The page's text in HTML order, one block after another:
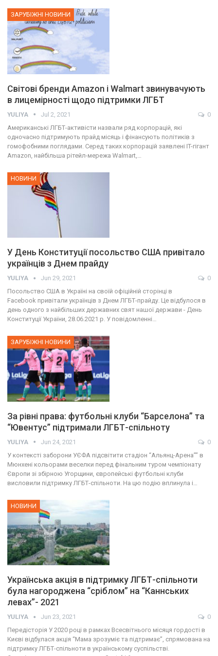
ЗАРУБІЖНІ НОВИНИ
Світові бренди Amazon і Walmart звинувачують
в лицемірності щодо підтримки ЛГБТ
YULIYA Jul 2, 2021
0
Американські ЛГБТ-активісти назвали ряд корпорацій, які
одночасно підтримують прайд місяць і фінансують політиків з
гомофобними поглядами. Серед таких корпорацій заявлені IT-гігант
Amazon, найбільша рітейл-мережа Walmart,…
НОВИНИ
У День Конституції посольство США привітало
українців з Днем прайду
YULIYA Jun 29, 2021
0
Посольство США в Україні на своїй офіційній сторінці в
Facebook привітали українців з Днем ЛГБТ-прайду. Це відбулося в
день одного з найбільших державних свят нашої держави - День
Конституції України, 28.06.2021 р. У повідомленні…
ЗАРУБІЖНІ НОВИНИ
За рівні права: футбольні клуби “Барселона” та
“Ювентус” підтримали ЛГБТ-спільноту
YULIYA Jun 24, 2021
0
У контексті заборони УЄФА підсвітити стадіон “Альянц-Арена”” в
Мюнхені кольорами веселки перед фінальним туром чемпіонату
Європи зі збірною Угорщини, європейські футбольні клуби
висловили підтримку ЛГБТ-спільноти. На цю подію вплинула і…
НОВИНИ
Українська акція в підтримку ЛГБТ-спільноти
була нагороджена “сріблом” на “Каннських
левах”- 2021
YULIYA Jun 23, 2021
0
Передісторія У 2020 році в рамках Всесвітнього місяця гордості в
Києві відбулася акція “Мама зрозуміє та підтримає”, спрямована на
підтримку ЛГБТ-спільноти в українському суспільстві.